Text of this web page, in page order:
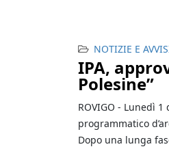
NOTIZIE E
IPA,
Polesine”
ROVIGO - Lunedì
programmatico
Dopo una lunga